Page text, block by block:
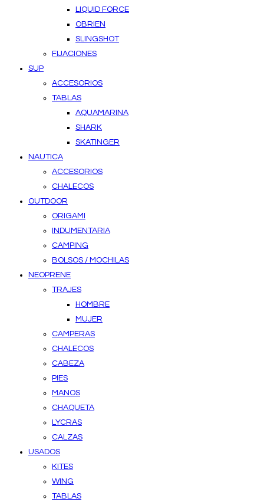
LIQUID FORCE
OBRIEN
SLINGSHOT
FIJACIONES
SUP
ACCESORIOS
TABLAS
AQUAMARINA
SHARK
SKATINGER
NAUTICA
ACCESORIOS
CHALECOS
OUTDOOR
ORIGAMI
INDUMENTARIA
CAMPING
BOLSOS / MOCHILAS
NEOPRENE
TRAJES
HOMBRE
MUJER
CAMPERAS
CHALECOS
CABEZA
PIES
MANOS
CHAQUETA
LYCRAS
CALZAS
USADOS
KITES
WING
TABLAS